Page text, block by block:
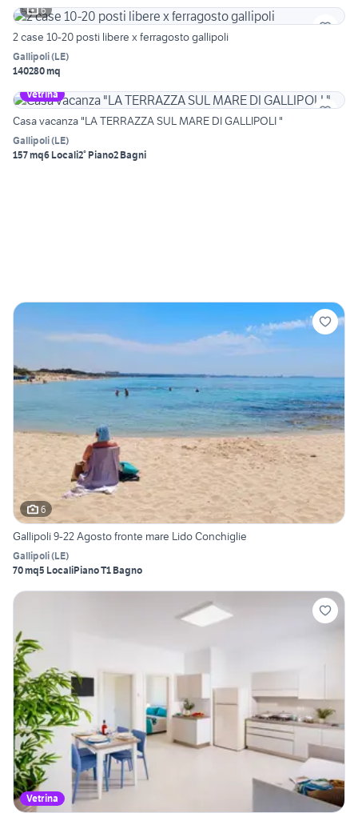
6
2 case 10-20 posti libere x ferragosto gallipoli
Gallipoli(LE)
140280 mq
Vetrina
Casa vacanza "LA TERRAZZA SUL MARE DI GALLIPOLI "
Gallipoli(LE)
157 mq6 Locali2° Piano2 Bagni
6
Gallipoli 9-22 Agosto fronte mare Lido Conchiglie
Gallipoli(LE)
70 mq5 LocaliPiano T1 Bagno
Vetrina